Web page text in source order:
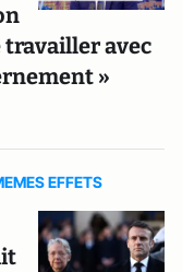
avec
»
EFFETS